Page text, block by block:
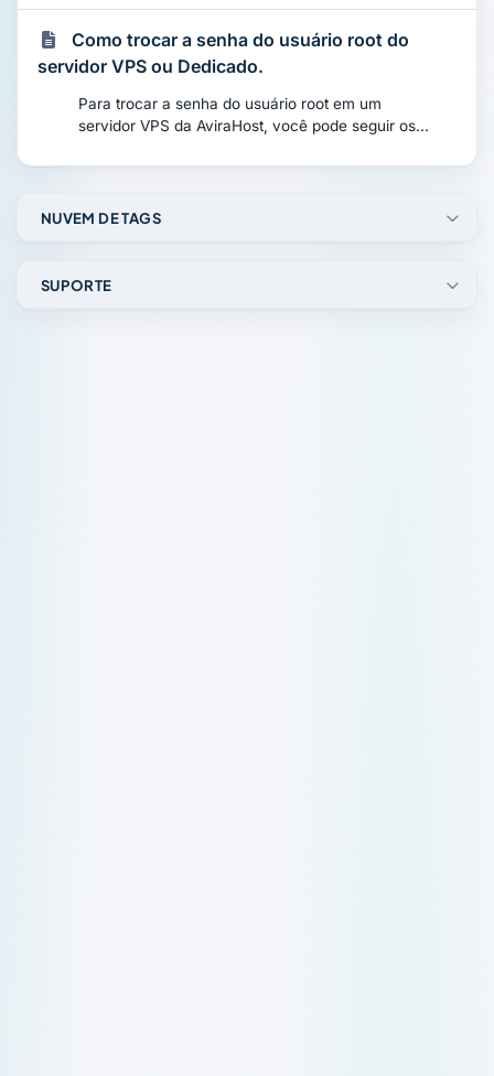
Como trocar a senha do usuário root do
servidor VPS ou Dedicado.
Para trocar a senha do usuário root em um
servidor VPS da AviraHost, você pode seguir os...
NUVEM DE TAGS
SUPORTE